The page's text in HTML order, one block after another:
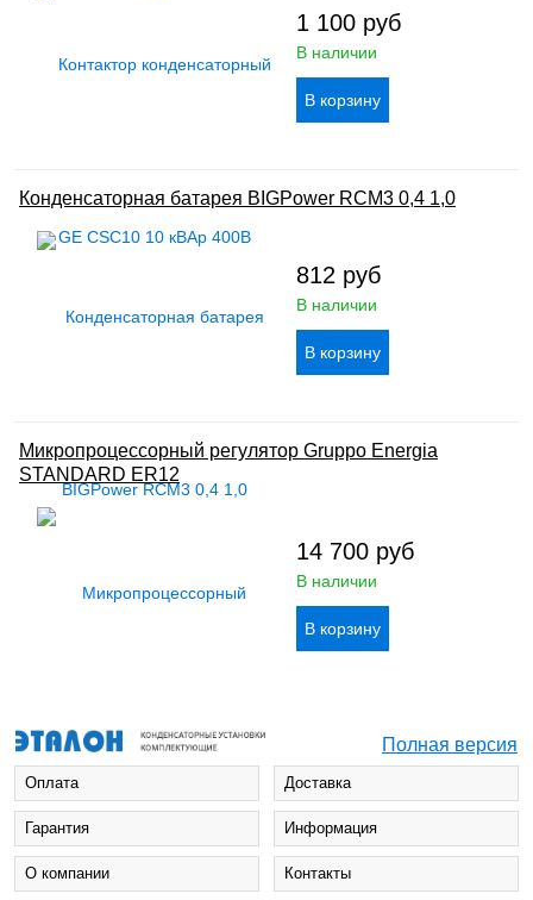
1 100 руб
В наличии
Конденсаторная батарея BIGPower RCM3 0,4 1,0
812 руб
В наличии
Микропроцессорный регулятор Gruppo Energia
STANDARD ER12
14 700 руб
В наличии
Полная версия
Оплата Доставка
Гарантия Информация
О компании Контакты